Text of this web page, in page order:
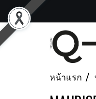
หน้าแรก